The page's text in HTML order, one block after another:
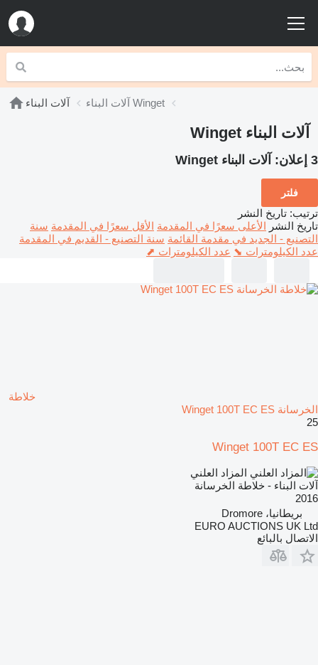
آلات البناء آلات البناء Winget
آلات البناء Winget
3 إعلان: آلات البناء Winget
فلتر
ترتيب: تاريخ النشر
تاريخ النشر الأعلى سعرًا في المقدمة الأقل سعرًا في المقدمة سنة
التصنيع - الجديد في مقدمة القائمة سنة التصنيع - القديم في المقدمة
عدد الكيلومترات ⬊ عدد الكيلومترات ⬈
خلاطة
الخرسانة Winget 100T EC ES
25
Winget 100T EC ES
المزاد العلني
آلات البناء - خلاطة الخرسانة
2016
بريطانيا، Dromore
EURO AUCTIONS UK Ltd
الاتصال بالبائع